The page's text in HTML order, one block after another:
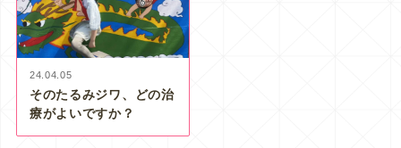
24.04.05
そのたるみジワ、どの治
療がよいですか？